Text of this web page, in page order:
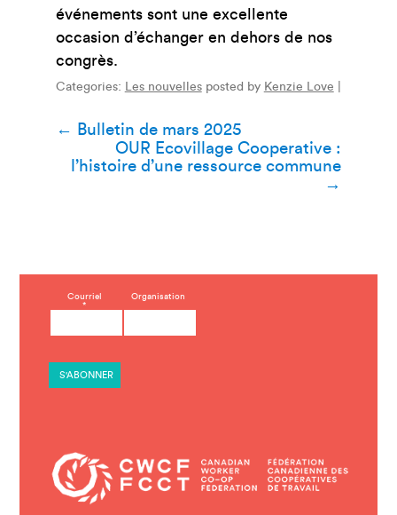
événements sont une excellente
occasion d’échanger en dehors de nos
congrès.
Categories: Les nouvelles posted by Kenzie Love
Navigation
de
← Bulletin de mars 2025
OUR Ecovillage Cooperative :
l’histoire d’une ressource commune
→
Courriel
*
Organisation
o
a
c